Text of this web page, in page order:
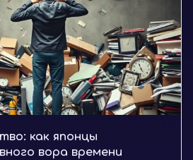
как японцы
вора времени